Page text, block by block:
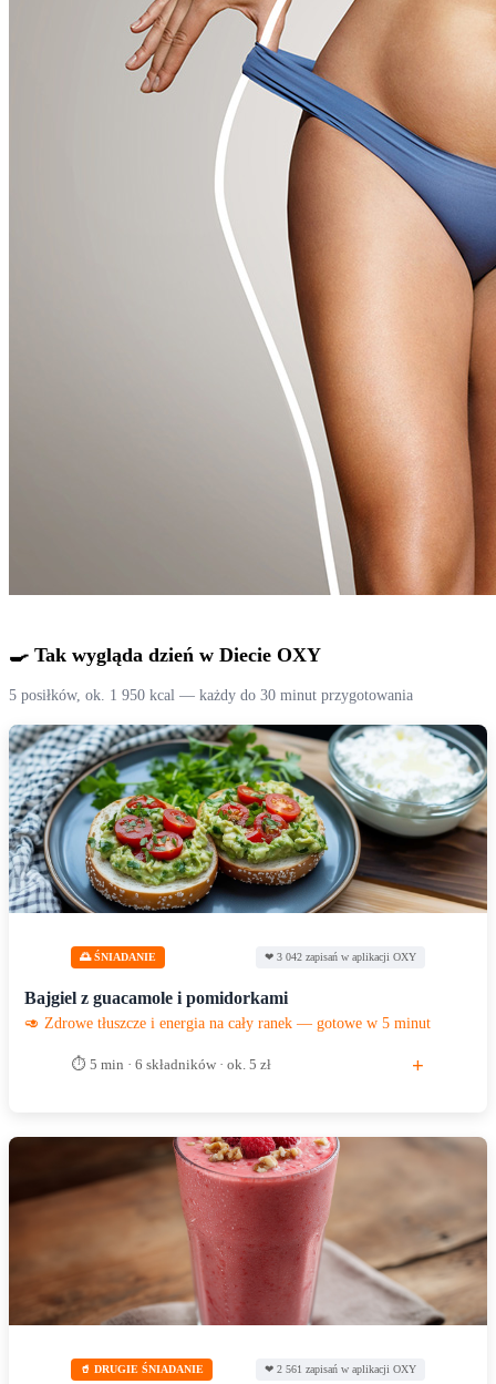
🍳 Tak wygląda dzień w Diecie OXY
5 posiłków, ok. 1 950 kcal — każdy do 30 minut przygotowania
🌅 ŚNIADANIE ❤ 3 042 zapisań w aplikacji OXY
Bajgiel z guacamole i pomidorkami
🥑 Zdrowe tłuszcze i energia na cały ranek — gotowe w 5 minut
⏱ 5 min · 6 składników · ok. 5 zł +
🥤 DRUGIE ŚNIADANIE ❤ 2 561 zapisań w aplikacji OXY